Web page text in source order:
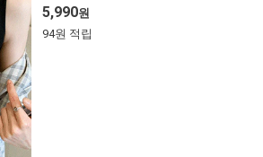
5,990원
94원 적립